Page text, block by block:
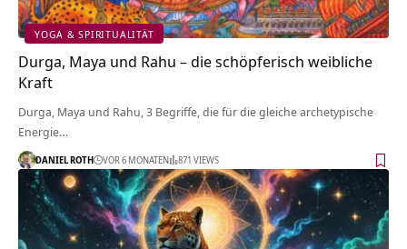
YOGA & SPIRITUALITÄT
Durga, Maya und Rahu – die schöpferisch weibliche
Kraft
Durga, Maya und Rahu, 3 Begriffe, die für die gleiche archetypische
Energie…
DANIEL ROTH VOR 6 MONATEN 871 VIEWS